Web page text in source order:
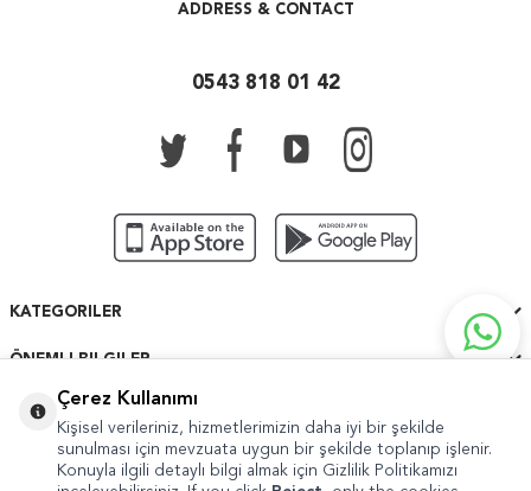
ADDRESS & CONTACT
0543 818 01 42
KATEGORILER
ÖNEMLI BILGILER
HIZLI ERIŞIM
Çerez Kullanımı
Kişisel verileriniz, hizmetlerimizin daha iyi bir şekilde
sunulması için mevzuata uygun bir şekilde toplanıp işlenir.
Konuyla ilgili detaylı bilgi almak için Gizlilik Politikamızı